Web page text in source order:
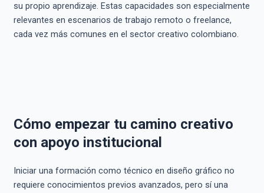
su propio aprendizaje. Estas capacidades son especialmente
relevantes en escenarios de trabajo remoto o freelance,
cada vez más comunes en el sector creativo colombiano.
Cómo empezar tu camino creativo
con apoyo institucional
Iniciar una formación como técnico en diseño gráfico no
requiere conocimientos previos avanzados, pero sí una